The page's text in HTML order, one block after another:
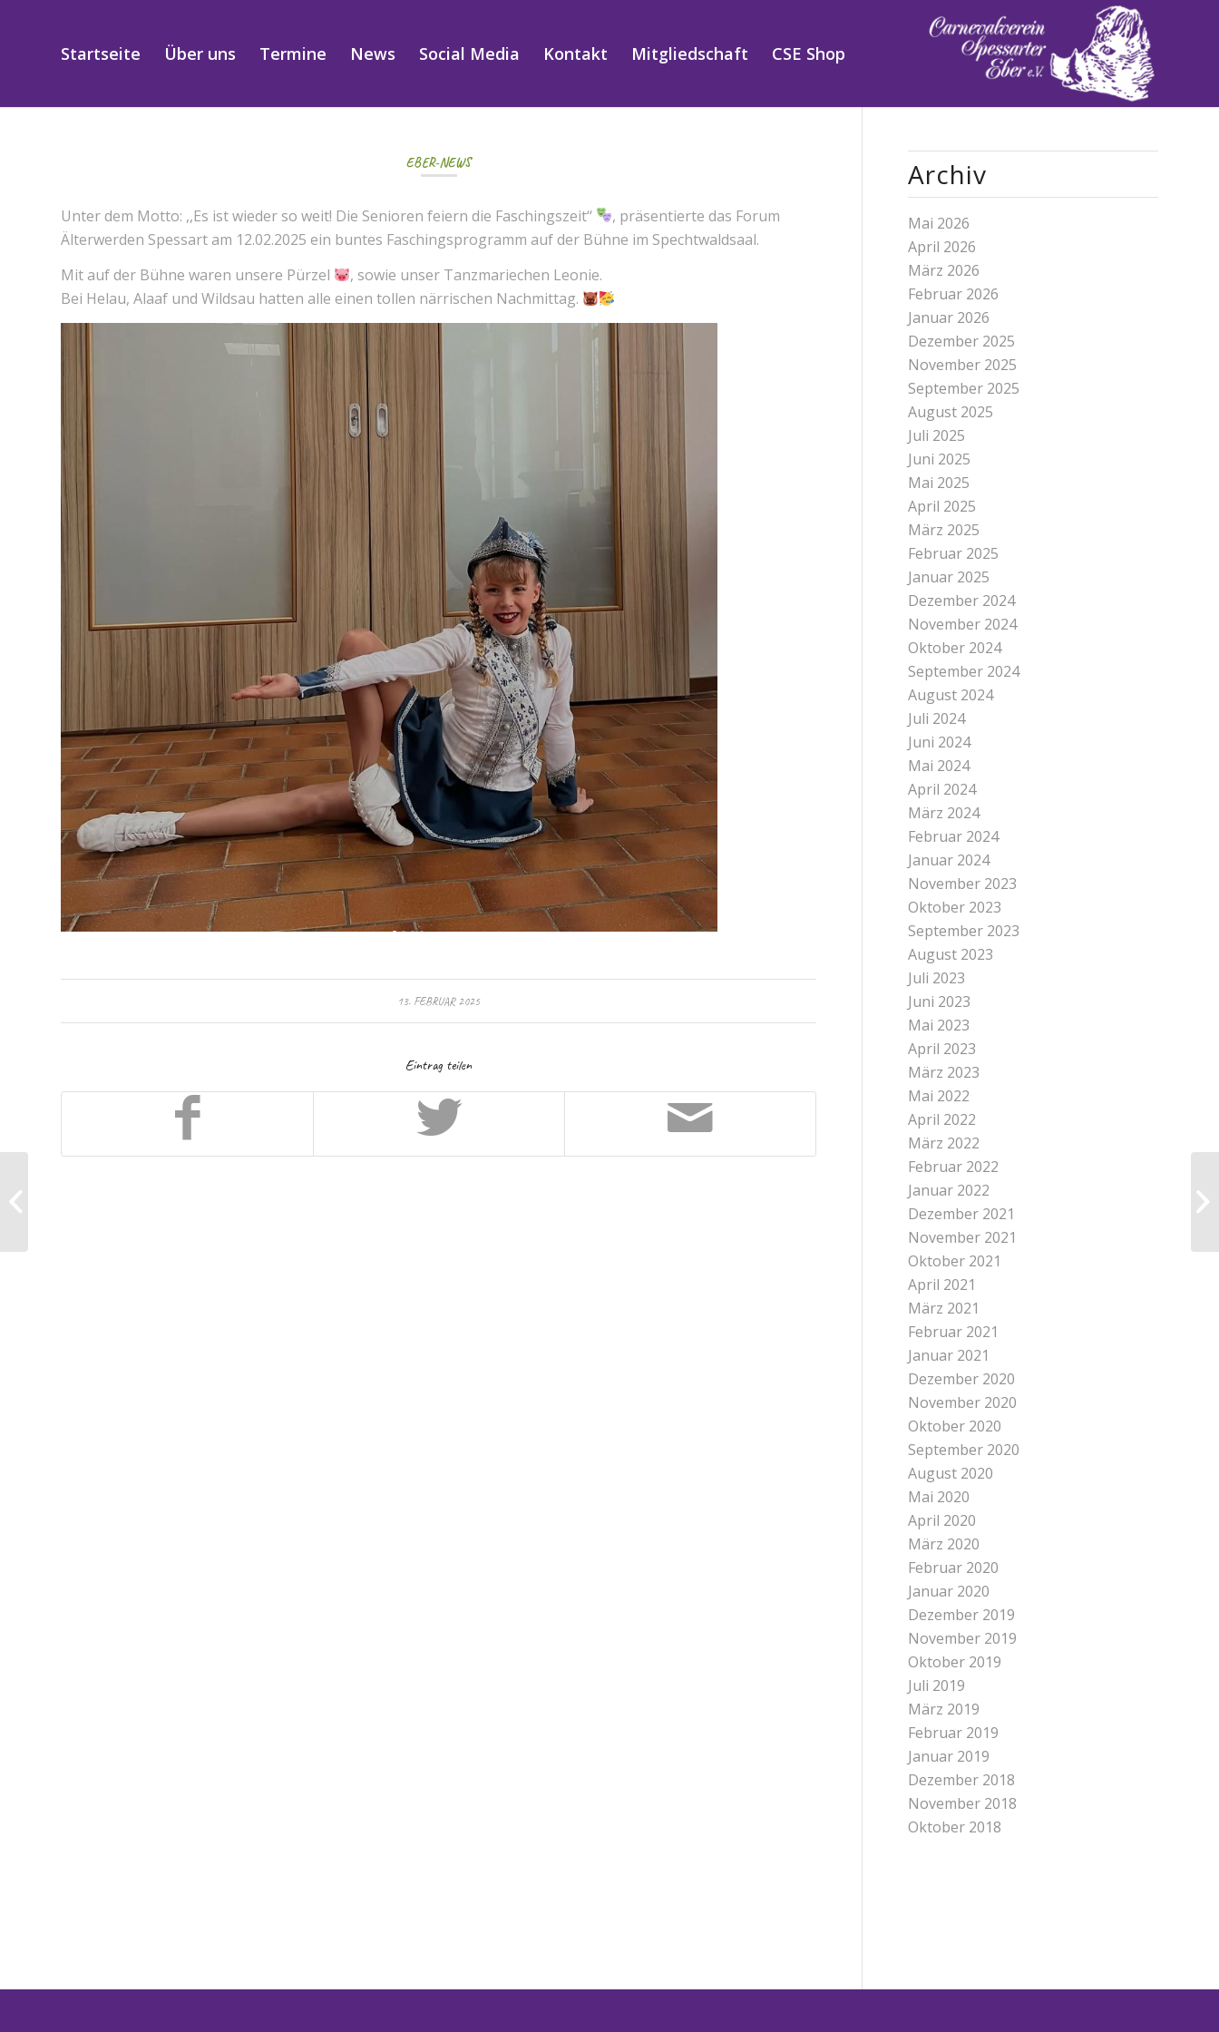
Startseite Über uns Termine News Social Media Kontakt Mitgliedschaft CSE Shop
EBER-NEWS
Unter dem Motto: ,,Es ist wieder so weit! Die Senioren feiern die Faschingszeit‘‘
, präsentierte das Forum
Älterwerden Spessart am 12.02.2025 ein buntes Faschingsprogramm auf der Bühne im Spechtwaldsaal.
Mit auf der Bühne waren unsere Pürzel
, sowie unser Tanzmariechen Leonie.
Bei Helau, Alaaf und Wildsau hatten alle einen tollen närrischen Nachmittag.
13. FEBRUAR 2025
Eintrag teilen
Archiv
Mai 2026
April 2026
März 2026
Februar 2026
Januar 2026
Dezember 2025
November 2025
September 2025
August 2025
Juli 2025
Juni 2025
Mai 2025
April 2025
März 2025
Februar 2025
Januar 2025
Dezember 2024
November 2024
Oktober 2024
September 2024
August 2024
Juli 2024
Juni 2024
Mai 2024
April 2024
März 2024
Februar 2024
Januar 2024
November 2023
Oktober 2023
September 2023
August 2023
Juli 2023
Juni 2023
Mai 2023
April 2023
März 2023
Mai 2022
April 2022
März 2022
Februar 2022
Januar 2022
Dezember 2021
November 2021
Oktober 2021
April 2021
März 2021
Februar 2021
Januar 2021
Dezember 2020
November 2020
Oktober 2020
September 2020
August 2020
Mai 2020
April 2020
März 2020
Februar 2020
Januar 2020
Dezember 2019
November 2019
Oktober 2019
Juli 2019
März 2019
Februar 2019
Januar 2019
Dezember 2018
November 2018
Oktober 2018